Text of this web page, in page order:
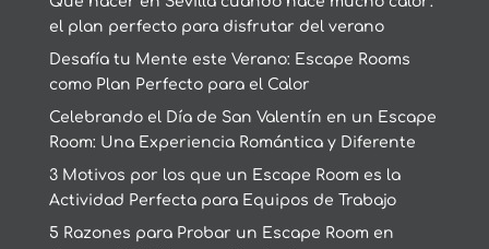
el plan perfecto para disfrutar del verano
Desafía tu Mente este Verano: Escape Rooms
como Plan Perfecto para el Calor
Celebrando el Día de San Valentín en un Escape
Room: Una Experiencia Romántica y Diferente
3 Motivos por los que un Escape Room es la
Actividad Perfecta para Equipos de Trabajo
5 Razones para Probar un Escape Room en